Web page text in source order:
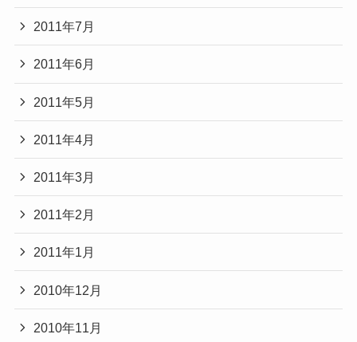
2011年7月
2011年6月
2011年5月
2011年4月
2011年3月
2011年2月
2011年1月
2010年12月
2010年11月